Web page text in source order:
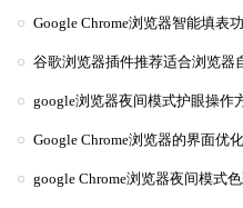
Google Chrome浏览器智能填表
谷歌浏览器插件推荐适合浏览器
google浏览器夜间模式护眼操作
Google Chrome浏览器的界面优
google Chrome浏览器夜间模式